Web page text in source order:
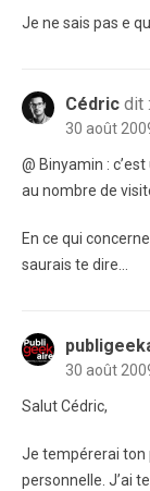
Je ne sais pas e
Cédric dit :
30 août
@ Binyamin :
au nombre de
En ce qui
saurais te dire…
30 août
Salut Cédric,
Je tempérerai ton
personnelle. J’ai